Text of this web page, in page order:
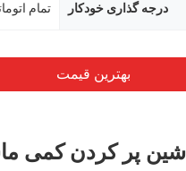
درجه گذاری خودکار تمام
بهترین قیمت
پر کردن کمی